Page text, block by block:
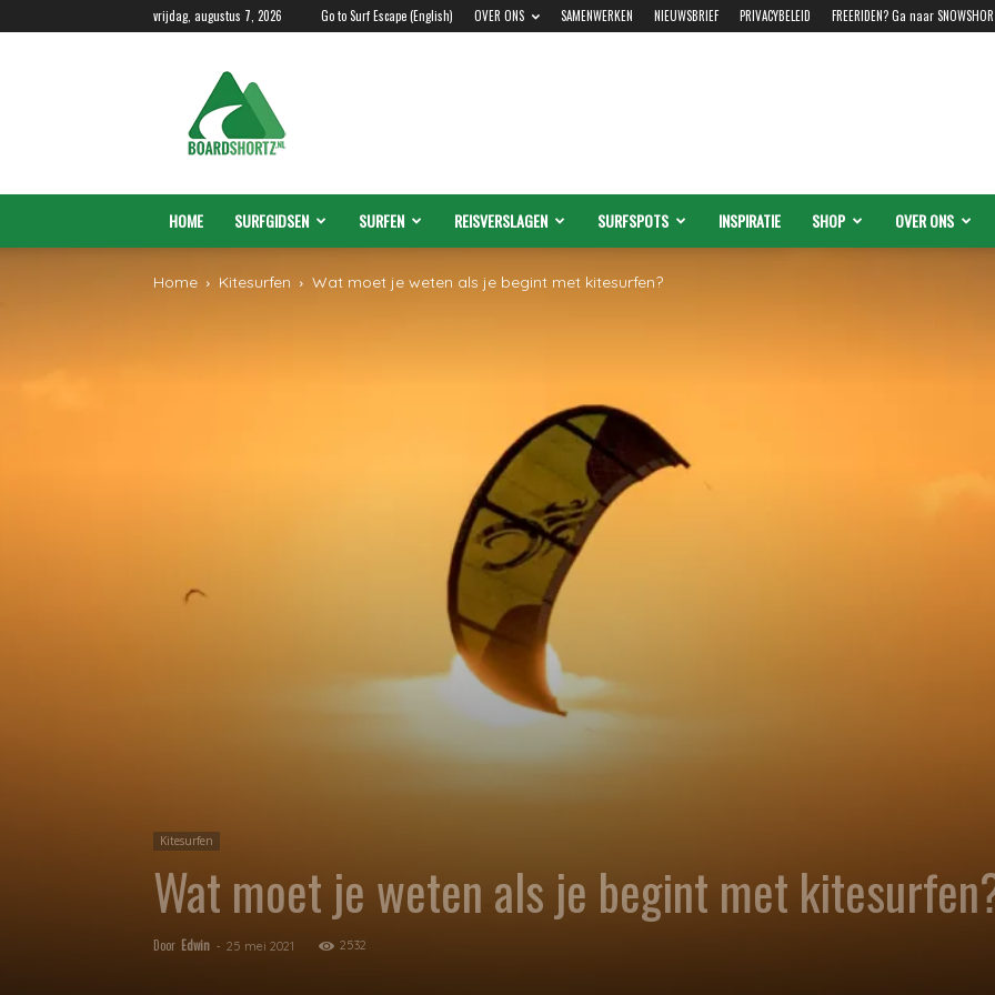
vrijdag, augustus 7, 2026 Go to Surf Escape (English) OVER ONS SAMENWERKEN NIEUWSBRIEF PRIVACYBELEID FREERIDEN? Ga naar
HOME SURFGIDSEN SURFEN REISVERSLAGEN SURFSPOTS INSPIRATIE SHOP OVER ONS
Home Kitesurfen Wat moet je weten als je begint met kitesurfen?
Kitesurfen
Wat moet je weten als je begint met
Door Edwin - 25 mei 2021 2532